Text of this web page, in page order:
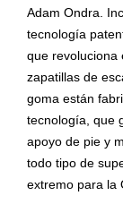
Adam Ondra.
tecnología
que revoluciona
zapatillas de
goma están
tecnología, que
apoyo de pie y
todo tipo de
extremo para la